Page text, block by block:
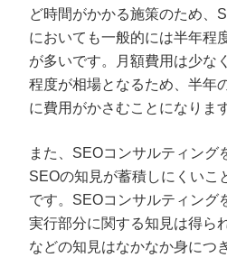
ど時間がかかる施策のため、
においても一般的には半年程
が多いです。月額費用は少な
程度が相場となるため、半年
に費用がかさむことになります
また、SEOコンサルティング
SEOの知見が蓄積しにくいこ
です。SEOコンサルティング
実行部分に関する知見は得ら
などの知見はなかなか身につ